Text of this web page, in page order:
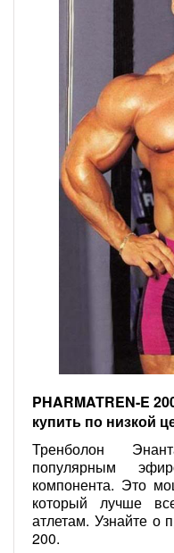
PHARMATREN-E
купить по низкой
Тренболон
популярным
компонента. Это
который лучше
атлетам. Узнайте о
200.